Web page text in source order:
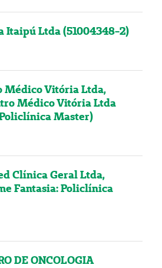
Itaipú Ltda (51004348-2)
Médico Vitória Ltda,
Médico Vitória Ltda
Master)
Clínica Geral Ltda,
Fantasia: Policlínica
DE ONCOLOGIA